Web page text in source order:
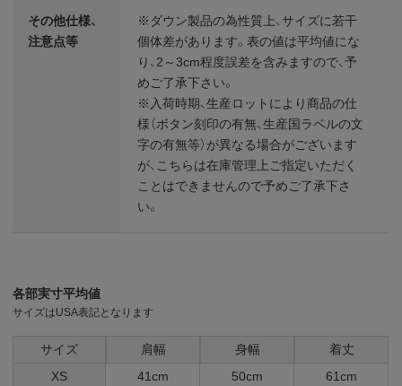
その他仕様、
注意点等
※ダウン製品の為性質上、サイズに若干
個体差があります。表の値は平均値にな
り、2～3cm程度誤差を含みますので、予
めご了承下さい。
※入荷時期、生産ロットにより商品の仕
様（ボタン刻印の有無、生産国ラベルの文
字の有無等）が異なる場合がございます
が、こちらは在庫管理上ご指定いただく
ことはできませんので予めご了承下さ
い。
各部実寸平均値
サイズはUSA表記となります
サイズ 肩幅 身幅
着丈
XS
41cm 50cm 61cm